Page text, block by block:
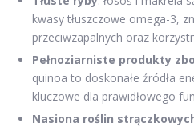
kwasy tłuszczowe omega-3,
przeciwzapalnych oraz
Pełnoziarniste produkty
quinoa to doskonałe źródła
kluczowe dla prawidłowego
Nasiona roślin